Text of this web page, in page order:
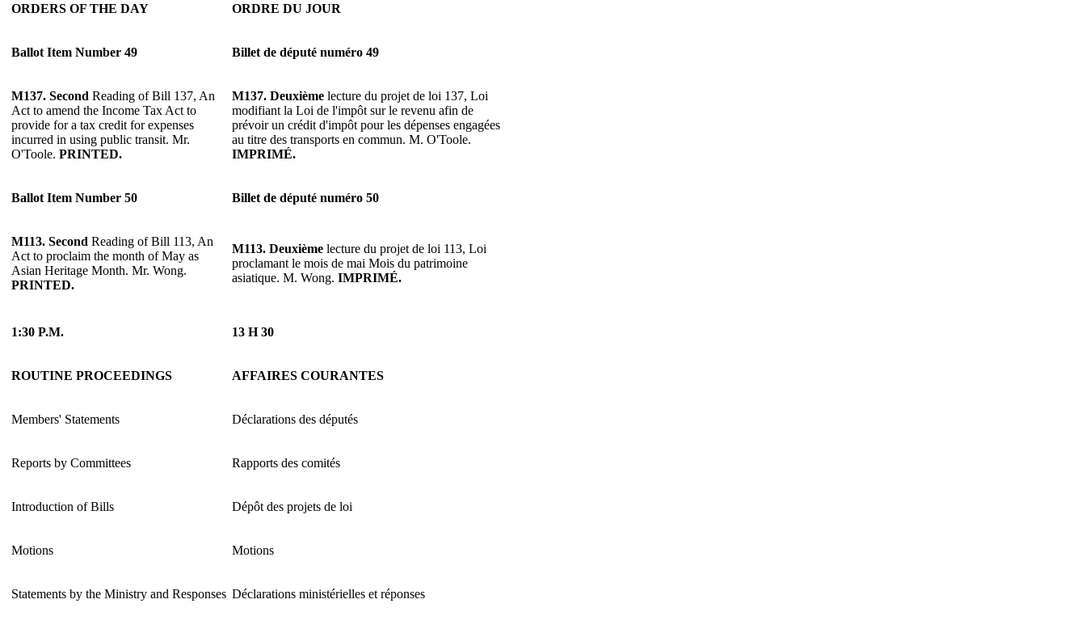
ORDERS OF THE DAY ORDRE DU JOUR
Ballot Item Number 49 Billet de député numéro 49
M137. Second Reading of Bill 137, An
Act to amend the Income Tax Act to
provide for a tax credit for expenses
incurred in using public transit. Mr.
O'Toole. PRINTED.
M137. Deuxième lecture du projet de loi 137, Loi
modifiant la Loi de l'impôt sur le revenu afin de
prévoir un crédit d'impôt pour les dépenses engagées
au titre des transports en commun. M. O'Toole.
IMPRIMÉ.
Ballot Item Number 50 Billet de député numéro 50
M113. Second Reading of Bill 113, An
Act to proclaim the month of May as
Asian Heritage Month. Mr. Wong.
PRINTED.
M113. Deuxième lecture du projet de loi 113, Loi
proclamant le mois de mai Mois du patrimoine
asiatique. M. Wong. IMPRIMÉ.
1:30 P.M. 13 H 30
ROUTINE PROCEEDINGS AFFAIRES COURANTES
Members' Statements Déclarations des députés
Reports by Committees Rapports des comités
Introduction of Bills Dépôt des projets de loi
Motions Motions
Statements by the Ministry and Responses Déclarations ministérielles et réponses